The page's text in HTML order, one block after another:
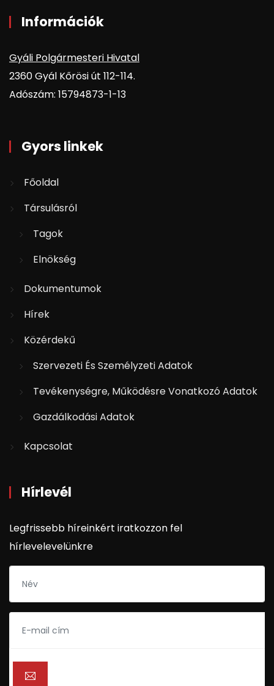
Információk
Gyáli Polgármesteri Hivatal
2360 Gyál Kőrösi út 112-114.
Adószám: 15794873-1-13
Gyors linkek
Főoldal
Társulásról
Tagok
Elnökség
Dokumentumok
Hírek
Közérdekű
Szervezeti És Személyzeti Adatok
Tevékenységre, Működésre Vonatkozó Adatok
Gazdálkodási Adatok
Kapcsolat
Hírlevél
Legfrissebb híreinkért iratkozzon fel
hírlevelevelünkre